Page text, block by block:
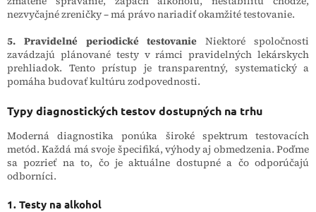
nezvyčajné zreničky – má právo nariadiť okamžité testovanie.
5. Pravidelné periodické testovanie Niektoré spoločnosti
zavádzajú plánované testy v rámci pravidelných lekárskych
prehliadok. Tento prístup je transparentný, systematický a
pomáha budovať kultúru zodpovednosti.
Typy diagnostických testov dostupných na trhu
Moderná diagnostika ponúka široké spektrum testovacích
metód. Každá má svoje špecifiká, výhody aj obmedzenia. Poďme
sa pozrieť na to, čo je aktuálne dostupné a čo odporúčajú
odborníci.
1. Testy na alkohol